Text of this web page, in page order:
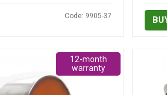
Code: 9905-37
12-month
warranty